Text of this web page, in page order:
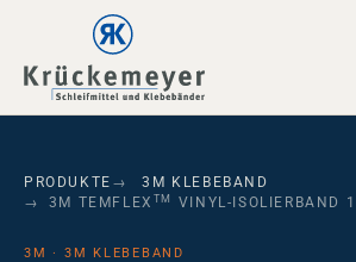
Skip to main navigation
Skip to main content
Skip to page footer
PRODUKTE
3M KLEBEBAND
3M TEMFLEX TM VINYL-ISOLIERBAND
3M · 3M KLEBEBAND